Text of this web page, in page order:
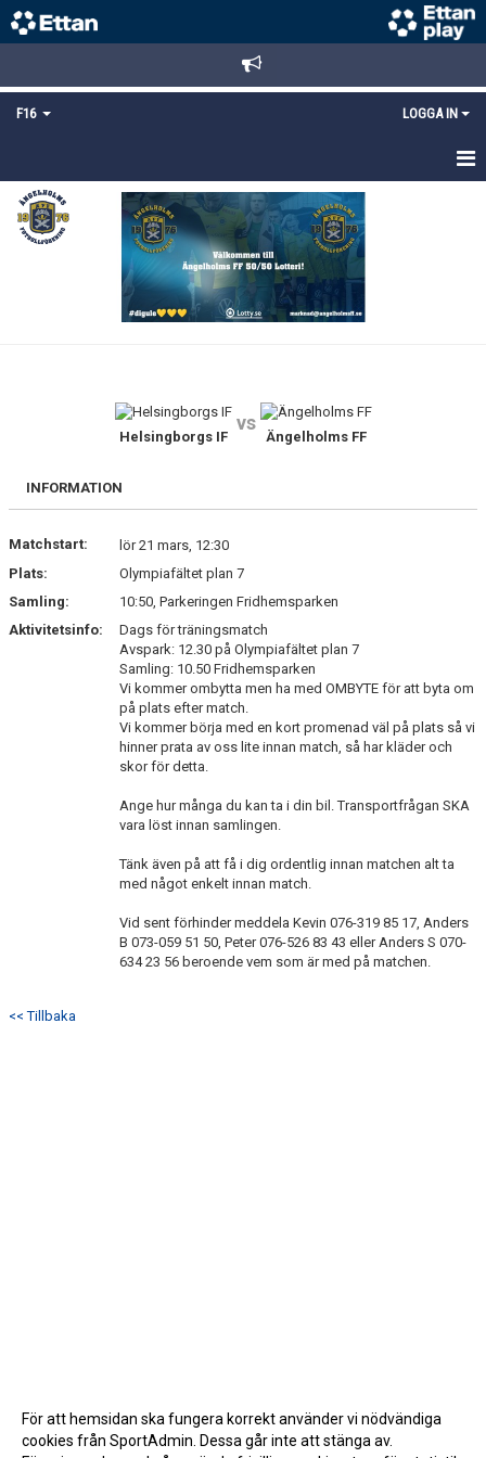
F16 LOGGA IN
HEM
NYHETER
BILDGALLERI
PLANSKISS FRIDHEMSPARKEN
Helsingborgs IF
vs
Ängelholms FF
INFORMATION
Matchstart:
lör 21 mars, 12:30
Plats:
Olympiafältet plan 7
Samling:
10:50, Parkeringen Fridhemsparken
Aktivitetsinfo:
Dags för träningsmatch
Avspark: 12.30 på Olympiafältet plan 7
Samling: 10.50 Fridhemsparken
Vi kommer ombytta men ha med OMBYTE för att byta om
på plats efter match.
Vi kommer börja med en kort promenad väl på plats så vi
hinner prata av oss lite innan match, så har kläder och
skor för detta.
Ange hur många du kan ta i din bil. Transportfrågan SKA
vara löst innan samlingen.
Tänk även på att få i dig ordentlig innan matchen alt ta
med något enkelt innan match.
Vid sent förhinder meddela Kevin 076-319 85 17, Anders
B 073-059 51 50, Peter 076-526 83 43 eller Anders S 070-
634 23 56 beroende vem som är med på matchen.
<< Tillbaka
För att hemsidan ska fungera korrekt använder vi nödvändiga
cookies från SportAdmin. Dessa går inte att stänga av.